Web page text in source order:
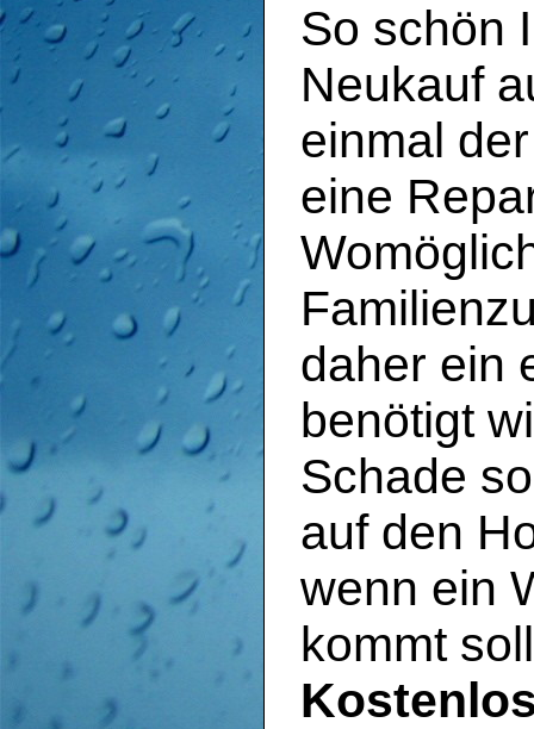
So schön
Neukauf
einmal
eine
daher ein
benötigt
Schade
auf den
wenn ein
kommt